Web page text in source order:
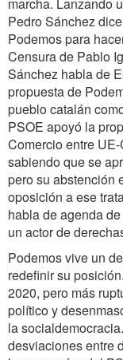
marcha. Lanzando
Pedro Sánchez
Podemos para
Censura de Pablo
Sánchez habla de
propuesta de
pueblo catalán
PSOE apoyó la
Comercio entre
sabiendo que se
pero su abstención
oposición a ese
habla de agenda
un actor de
Podemos vive un
redefinir su
2020, pero más
político y
la
desviaciones entre